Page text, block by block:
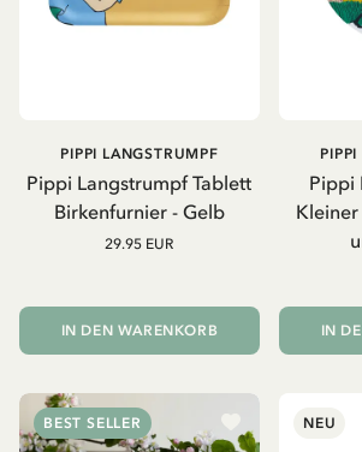
Pippi Langstrumpf Tablett
Birkenfurnier - Gelb
PIPPI LANGSTRUMPF
29.95 EUR
IN DEN WARENKORB
Pippi
IN
BEST SELLER NEU